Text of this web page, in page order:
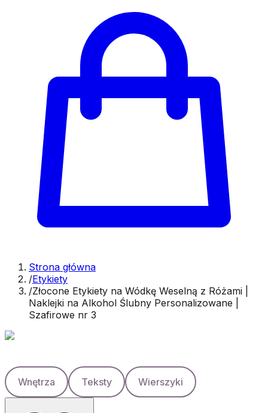
Strona główna
/Etykiety
/Złocone Etykiety na Wódkę Weselną z Różami |
Naklejki na Alkohol Ślubny Personalizowane |
Szafirowe nr 3
Wnętrza Teksty Wierszyki